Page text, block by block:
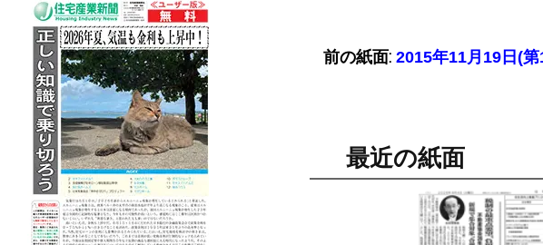
前の紙面: 2015年11月19日(
最近の紙面